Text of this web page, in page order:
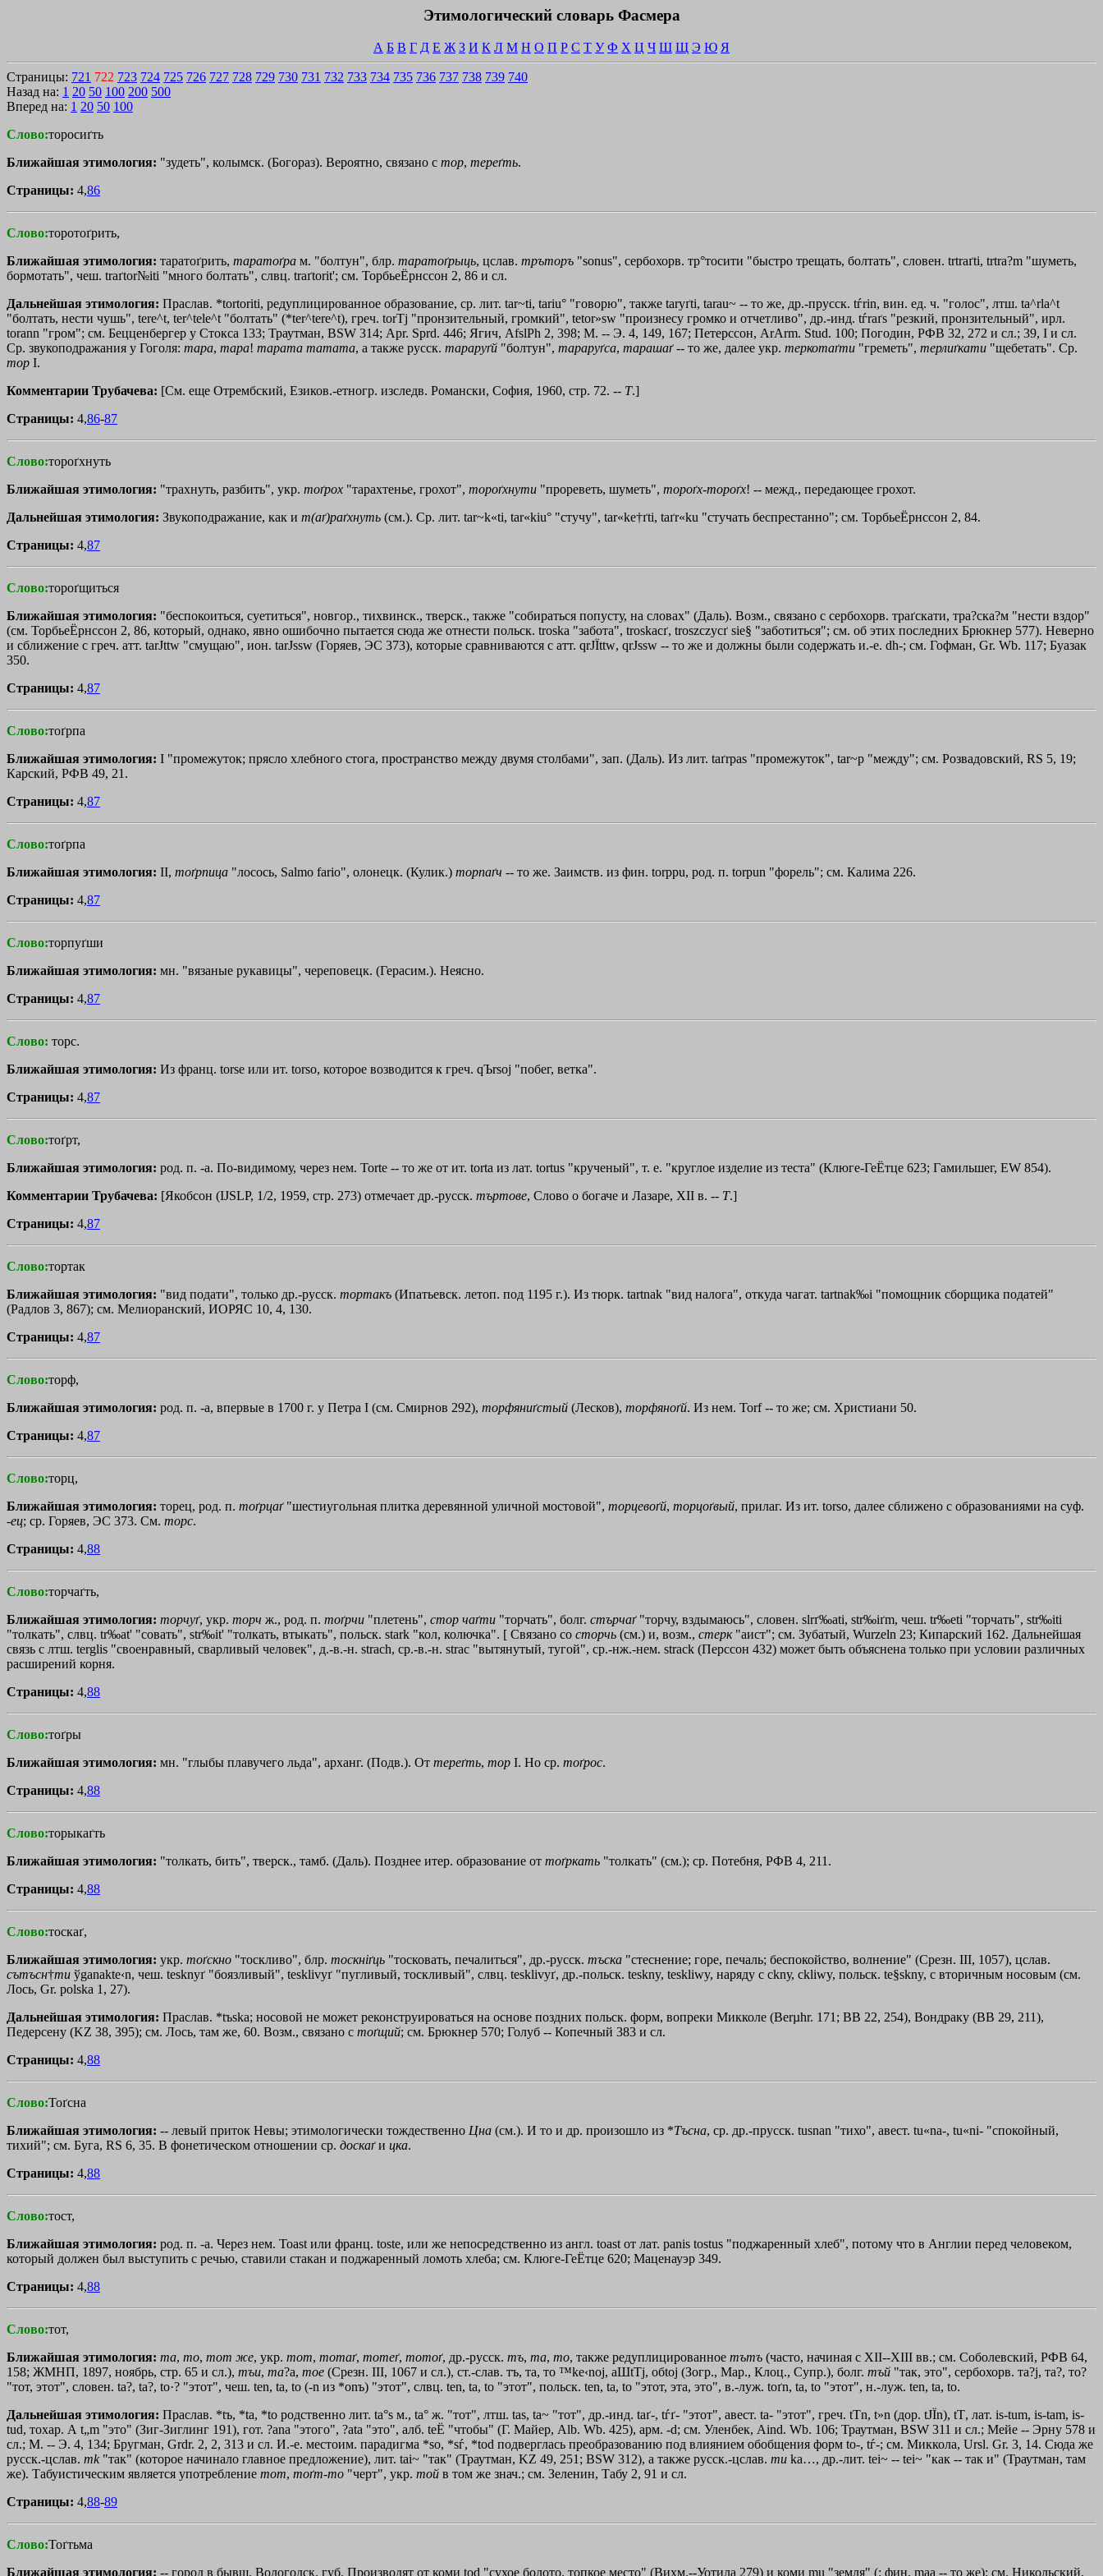
Этимологический словарь Фасмера
А Б В Г Д Е Ж З И К Л М Н О П Р С Т У Ф Х Ц Ч Ш Щ Э Ю Я
Страницы: 721 722 723 724 725 726 727 728 729 730 731 732 733 734 735 736 737 738 739 740
Назад на: 1 20 50 100 200 500
Вперед на: 1 20 50 100
Слово:торосиґть
Ближайшая этимология: "зудеть", колымск. (Богораз). Вероятно, связано с тор, тереґть.
Страницы: 4,86
Слово:торотоґрить,
Ближайшая этимология: таратоґрить, таратоґра м. "болтун", блр. таратоґрыць, цслав. тръторъ "sonus", сербохорв. тр°тосити "быстро трещать, болтать", словен. trtraґti, trtra?m "шуметь,
бормотать", чеш. traґtor№iti "много болтать", слвц. traґtоrit'; см. ТорбьеЁрнссон 2, 86 и сл.
Дальнейшая этимология: Праслав. *tortoriti, редуплицированное образование, ср. лит. tar~ti, tariu° "говорю", также taryґti, tarau~ -- то же, др.-прусск. tѓrin, вин. ед. ч. "голос", лтш. ta^rla^t
"болтать, нести чушь", tere^t, ter^tele^t "болтать" (*ter^tere^t), греч. torТj "пронзительный, громкий", tetor»sw "произнесу громко и отчетливо", др.-инд. tѓraґs "резкий, пронзительный", ирл.
torann "гром"; см. Бецценбергер у Стокса 133; Траутман, ВSW 314; Арr. Sprd. 446; Ягич, AfslPh 2, 398; М. -- Э. 4, 149, 167; Петерссон, ArArm. Stud. 100; Погодин, РФВ 32, 272 и сл.; 39, I и сл.
Ср. звукоподражания у Гоголя: тара, тара! тарата татата, а также русск. тараруґй "болтун", тараруґса, тарашаґ-- то же, далее укр. теркотаґти "греметь", терлиґкати "щебетать". Ср.
тор I.
Комментарии Трубачева: [См. еще Отрембский, Езиков.-етногр. изследв. Романски, София, 1960, стр. 72. -- Т.]
Страницы: 4,86-87
Слово:тороґхнуть
Ближайшая этимология: "трахнуть, разбить", укр. тоґрох "тарахтенье, грохот", тороґхнути "прореветь, шуметь", тороґх-тороґх! -- межд., передающее грохот.
Дальнейшая этимология: Звукоподражание, как и т(аґ)раґхнуть (см.). Ср. лит. tar~k«ti, tar«kiu° "стучу", tar«ke†ґti, taґr«ku "стучать беспрестанно"; см. ТорбьеЁрнссон 2, 84.
Страницы: 4,87
Слово:тороґщиться
Ближайшая этимология: "беспокоиться, суетиться", новгор., тихвинск., тверск., также "собираться попусту, на словах" (Даль). Возм., связано с сербохорв. траґскати, тра?ска?м "нести вздор"
(см. ТорбьеЁрнссон 2, 86, который, однако, явно ошибочно пытается сюда же отнести польск. troska "забота", troskacґ, troszczycґ sie§ "заботиться"; см. об этих последних Брюкнер 577). Неверно
и сближение с греч. атт. tarЈttw "смущаю", ион. tarЈssw (Горяев, ЭС 373), которые сравниваются с атт. qrЈЇttw, qrЈssw -- то же и должны были содержать и.-е. dh-; см. Гофман, Gr. Wb. 117; Буазак
350.
Страницы: 4,87
Слово:тоґрпа
Ближайшая этимология: I "промежуток; прясло хлебного стога, пространство между двумя столбами", зап. (Даль). Из лит. taґrpas "промежуток", tar~p "между"; см. Розвадовский, RS 5, 19;
Карский, РФВ 49, 21.
Страницы: 4,87
Слово:тоґрпа
Ближайшая этимология: II, тоґрпица "лосось, Salmo fario", олонецк. (Кулик.) торпаґч -- то же. Заимств. из фин. tоrррu, род. п. torpun "форель"; см. Калима 226.
Страницы: 4,87
Слово:торпуґши
Ближайшая этимология: мн. "вязаные рукавицы", череповецк. (Герасим.). Неясно.
Страницы: 4,87
Слово: торс.
Ближайшая этимология: Из франц. torse или ит. torso, которое возводится к греч. qЪrsoj "побег, ветка".
Страницы: 4,87
Слово:тоґрт,
Ближайшая этимология: род. п. -а. По-видимому, через нем. Тоrtе -- то же от ит. torta из лат. tortus "крученый", т. е. "круглое изделие из теста" (Клюге-ГеЁтце 623; Гамильшег, ЕW 854).
Комментарии Трубачева: [Якобсон (IJSLP, 1/2, 1959, стр. 273) отмечает др.-русск. търтове, Слово о богаче и Лазаре, ХII в. -- Т.]
Страницы: 4,87
Слово:тортак
Ближайшая этимология: "вид подати", только др.-русск. тортакъ (Ипатьевск. летоп. под 1195 г.). Из тюрк. tartnak "вид налога", откуда чагат. tartnak‰i "помощник сборщика податей"
(Радлов 3, 867); см. Мелиоранский, ИОРЯС 10, 4, 130.
Страницы: 4,87
Слово:торф,
Ближайшая этимология: род. п. -а, впервые в 1700 г. у Петра I (см. Смирнов 292), торфяниґстый (Лесков), торфяноґй. Из нем. Тоrf -- то же; см. Христиани 50.
Страницы: 4,87
Слово:торц,
Ближайшая этимология: торец, род. п. тоґрцаґ"шестиугольная плитка деревянной уличной мостовой", торцевоґй, торцоґвый, прилаг. Из ит. torso, далее сближено с образованиями на суф.
-ец; ср. Горяев, ЭС 373. См. торс.
Страницы: 4,88
Слово:торчаґть,
Ближайшая этимология: торчуґ, укр. торч ж., род. п. тоґрчи "плетень", стор чаґти "торчать", болг. стърчаґ"торчу, вздымаюсь", словен. slrґ‰ati, str‰iґm, чеш. tr‰eti "торчать", str‰iti
"толкать", слвц. tr‰аt' "совать", str‰it' "толкать, втыкать", польск. stark "кол, колючка". [ Связано со сторчь (см.) и, возм., стерк"аист"; см. Зубатый, Wurzeln 23; Кипарский 162. Дальнейшая
связь с лтш. terglis "своенравный, сварливый человек", д.-в.-н. strach, ср.-в.-н. strac "вытянутый, тугой", ср.-нж.-нем. strack (Перссон 432) может быть объяснена только при условии различных
расширений корня.
Страницы: 4,88
Слово:тоґры
Ближайшая этимология: мн. "глыбы плавучего льда", арханг. (Подв.). От тереґть, тор I. Но ср. тоґрос.
Страницы: 4,88
Слово:торыкаґть
Ближайшая этимология: "толкать, бить", тверск., тамб. (Даль). Позднее итер. образование от тоґркать "толкать" (см.); ср. Потебня, РФВ 4, 211.
Страницы: 4,88
Слово:тоскаґ,
Ближайшая этимология: укр. тоґскно "тоскливо", блр. тоскнiґць "тосковать, печалиться", др.-русск. тъска "стеснение; горе, печаль; беспокойство, волнение" (Срезн. III, 1057), цслав.
сътъсн†ти ўganakte‹n, чеш. tesknyґ "боязливый", tesklivyґ "пугливый, тоскливый", слвц. tesklivyґ, др.-польск. teskny, teskliwy, наряду с сknу, ckliwy, польск. te§skny, с вторичным носовым (см.
Лось, Gr. polska 1, 27).
Дальнейшая этимология: Праслав. *tъska; носовой не может реконструироваться на основе поздних польск. форм, вопреки Микколе (Berµhr. 171; ВВ 22, 254), Вондраку (ВВ 29, 211),
Педерсену (KZ 38, 395); см. Лось, там же, 60. Возм., связано с тоґщий; см. Брюкнер 570; Голуб -- Копечный 383 и сл.
Страницы: 4,88
Слово:Тоґсна
Ближайшая этимология: -- левый приток Невы; этимологически тождественно Цна (см.). И то и др. произошло из *Тъсна, ср. др.-прусск. tusnan "тихо", авест. tu«na-, tu«ni- "спокойный,
тихий"; см. Буга, RS 6, 35. В фонетическом отношении ср. доскаґи цка.
Страницы: 4,88
Слово:тост,
Ближайшая этимология: род. п. -а. Через нем. Тоаst или франц. toste, или же непосредственно из англ. tоаst от лат. раnis tostus "поджаренный хлеб", потому что в Англии перед человеком,
который должен был выступить с речью, ставили стакан и поджаренный ломоть хлеба; см. Клюге-ГеЁтце 620; Маценауэр 349.
Страницы: 4,88
Слово:тот,
Ближайшая этимология: та, то, тот же, укр. тот, тотаґ, тотеґ, тотоґ, др.-русск. тъ, та, то, также редуплицированное тътъ (часто, начиная с XII--XIII вв.; см. Соболевский, РФВ 64,
158; ЖМНП, 1897, ноябрь, стр. 65 и сл.), тъи, та?а, тое (Срезн. III, 1067 и сл.), ст.-слав. тъ, та, то ™ke‹noj, aШtТj, oбtoj (Зогр., Мар., Клоц., Супр.), болг. тъй "так, это", сербохорв. та?j, та?, то?
"тот, этот", словен. tа?, tа?, tо·? "этот", чеш. ten, tа, tо (-n из *оnъ) "этот", слвц. ten, tа, tо "этот", польск. ten, tа, tо "этот, эта, это", в.-луж. toґn, tа, tо "этот", н.-луж. ten, tа, tо.
Дальнейшая этимология: Праслав. *tъ, *tа, *tо родственно лит. ta°s м., ta° ж. "тот", лтш. tas, ta~ "тот", др.-инд. taґ-, tѓґ- "этот", авест. tа- "этот", греч. tТn, t»n (дор. tЈЇn), tТ, лат. is-tum, is-tam, is-
tud, тохар. А t„m "это" (Зиг-Зиглинг 191), гот. ?ana "этого", ?ata "это", алб. tеЁ "чтобы" (Г. Майер, Alb. Wb. 425), арм. -d; см. Уленбек, Aind. Wb. 106; Траутман, ВSW 311 и сл.; Мейе -- Эрну 578 и
сл.; М. -- Э. 4, 134; Бругман, Grdr. 2, 2, 313 и сл. И.-е. местоим. парадигма *sо, *sѓ, *tоd подверглась преобразованию под влиянием обобщения форм tо-, tѓ-; см. Миккола, Ursl. Gr. 3, 14. Сюда же
русск.-цслав. тk "так" (которое начинало главное предложение), лит. tai~ "так" (Траутман, KZ 49, 251; ВSW 312), а также русск.-цслав. ти ka…, др.-лит. tei~ -- tei~ "как -- так и" (Траутман, там
же). Табуистическим является употребление тот, тоґт-то "черт", укр. той в том же знач.; см. Зеленин, Табу 2, 91 и сл.
Страницы: 4,88-89
Слово:Тоґтьма
Ближайшая этимология: -- город в бывш. Вологодск. губ. Производят от коми tоd "сухое болото, топкое место" (Вихм.--Уотила 279) и коми mu "земля" (: фин. mаа -- то же); см. Никольский,